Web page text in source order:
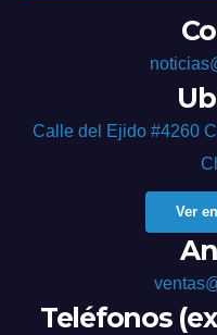
Calle del Ejido #4260
Ver
Teléfonos